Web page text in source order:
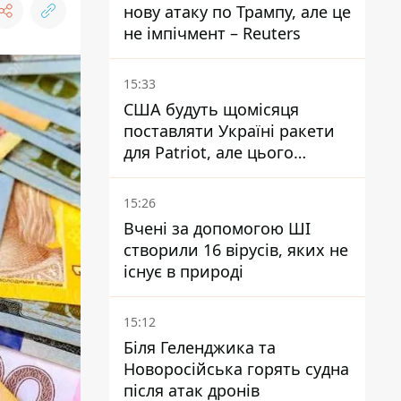
нову атаку по Трампу, але це
не імпічмент – Reuters
15:33
США будуть щомісяця
поставляти Україні ракети
для Patriot, але цього
недостатньо - Зеленський
15:26
Вчені за допомогою ШІ
створили 16 вірусів, яких не
існує в природі
15:12
Біля Геленджика та
Новоросійська горять судна
після атак дронів